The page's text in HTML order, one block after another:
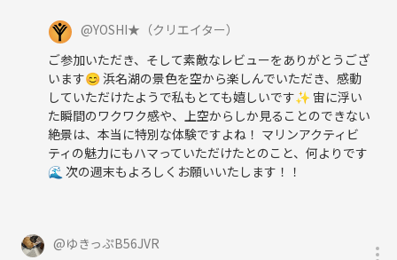
@YOSHI★ （クリエイター）
ご参加いただき、そして素敵なレビューをありがとうござ
います😊 浜名湖の景色を空から楽しんでいただき、感動
していただけたようで私もとても嬉しいです✨ 宙に浮い
た瞬間のワクワク感や、上空からしか見ることのできない
絶景は、本当に特別な体験ですよね！ マリンアクティビ
ティの魅力にもハマっていただけたとのこと、何よりです
🌊 次の週末もよろしくお願いいたします！！
@ゆきっぷB56JVR